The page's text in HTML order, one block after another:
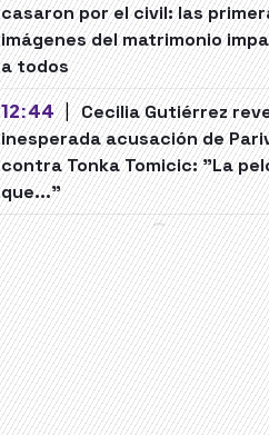
casaron por el civil: las
imágenes del matrimonio
a todos
12:44 | Cecilia Gutiérrez
inesperada acusación de
contra Tonka Tomicic: "La
que..."